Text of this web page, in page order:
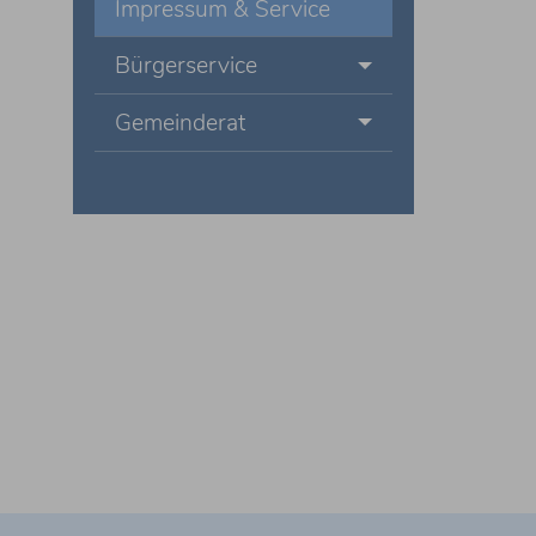
Impressum & Service
Bürgerservice
Gemeinderat